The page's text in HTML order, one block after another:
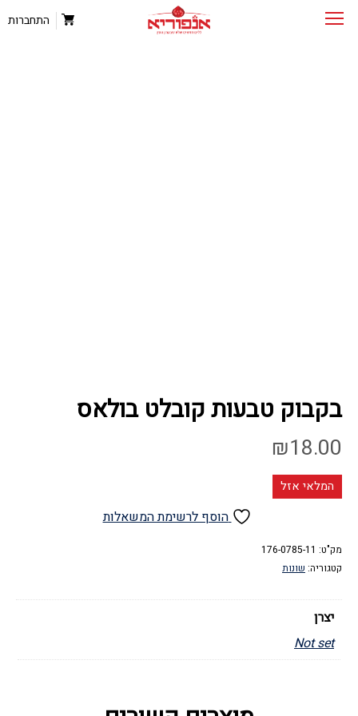
התחברות
בקבוק טבעות קובלט בולאס
₪18.00
המלאי אזל
הוסף לרשימת המשאלות
מק"ט: 176-0785-11
קטגוריה: שונות
יצרן
Not set